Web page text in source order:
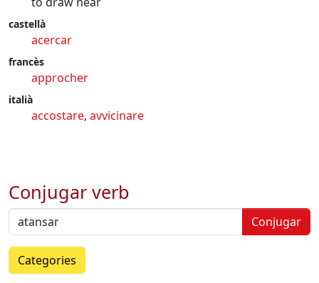
castellà
acercar
francès
approcher
italià
accostare, avvicinare
Conjugar verb
Conjugar
Categories